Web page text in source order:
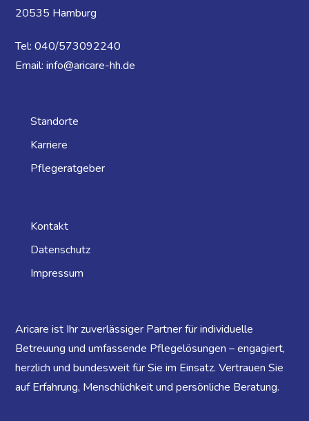
20535 Hamburg
Tel: 040/573092240
Email: info@aricare-hh.de
Standorte
Karriere
Pflegeratgeber
Kontakt
Datenschutz
Impressum
Aricare ist Ihr zuverlässiger Partner für individuelle
Betreuung und umfassende Pflegelösungen – engagiert,
herzlich und bundesweit für Sie im Einsatz. Vertrauen Sie
auf Erfahrung, Menschlichkeit und persönliche Beratung.